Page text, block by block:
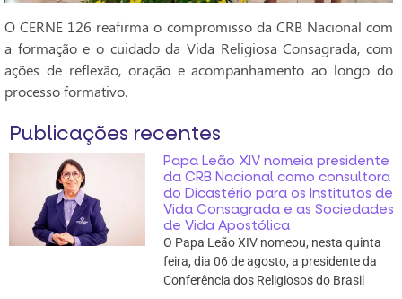
O CERNE 126 reafirma o compromisso da CRB Nacional com
a formação e o cuidado da Vida Religiosa Consagrada, com
ações de reflexão, oração e acompanhamento ao longo do
processo formativo.
Publicações recentes
Papa Leão XIV nomeia presidente
da CRB Nacional como consultora
do Dicastério para os Institutos de
Vida Consagrada e as Sociedades
de Vida Apostólica
O Papa Leão XIV nomeou, nesta quinta
feira, dia 06 de agosto, a presidente da
Conferência dos Religiosos do Brasil